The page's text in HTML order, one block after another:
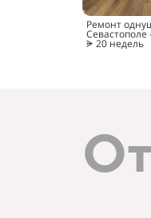
Ремонт
ᗓ 20 недель